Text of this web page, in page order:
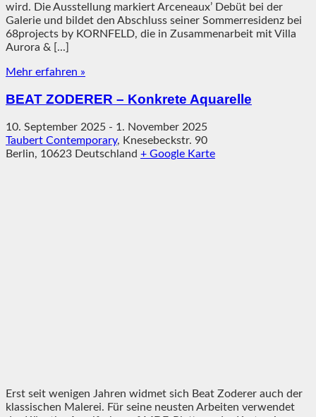
wird. Die Ausstellung markiert Arceneaux’ Debüt bei der
Galerie und bildet den Abschluss seiner Sommerresidenz bei
68projects by KORNFELD, die in Zusammenarbeit mit Villa
Aurora & [...]
Mehr erfahren »
BEAT ZODERER – Konkrete Aquarelle
10. September 2025 - 1. November 2025
Taubert Contemporary, Knesebeckstr. 90
Berlin, 10623 Deutschland + Google Karte
Erst seit wenigen Jahren widmet sich Beat Zoderer auch der
klassischen Malerei. Für seine neusten Arbeiten verwendet